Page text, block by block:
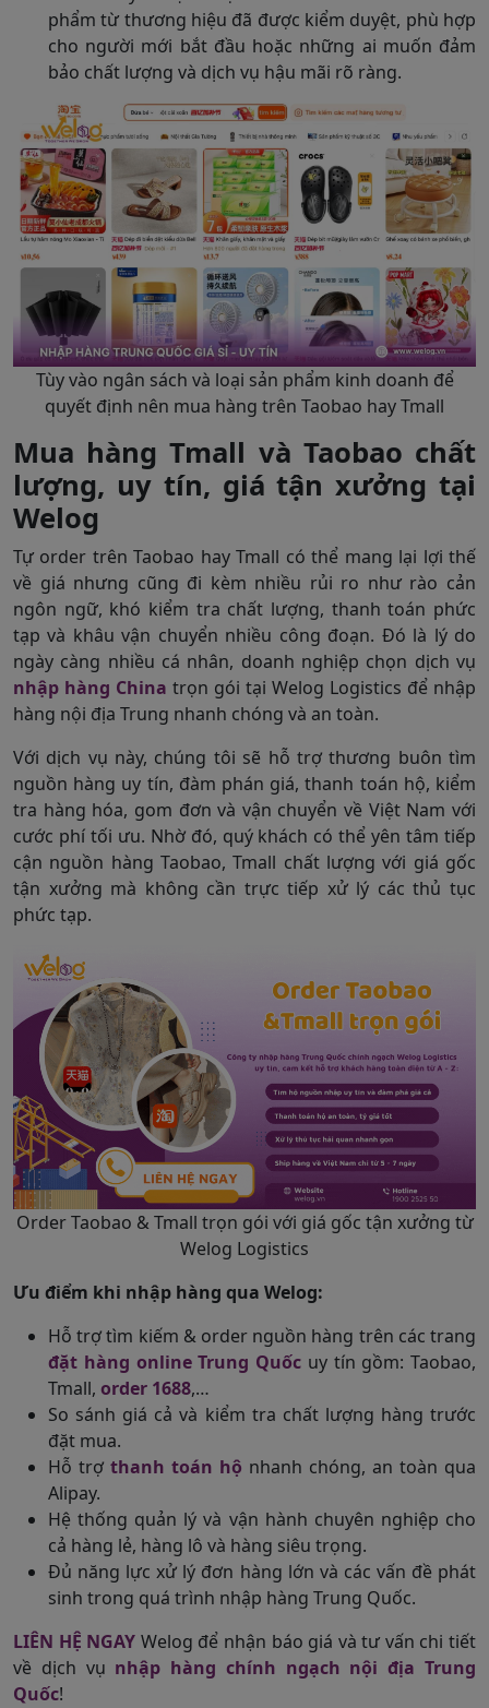
phẩm từ thương hiệu đã được kiểm duyệt, phù hợp
cho người mới bắt đầu hoặc những ai muốn đảm
bảo chất lượng và dịch vụ hậu mãi rõ ràng.
Tùy vào ngân sách và loại sản phẩm kinh doanh để
quyết định nên mua hàng trên Taobao hay Tmall
Mua hàng Tmall và Taobao chất
lượng, uy tín, giá tận xưởng tại
Welog
Tự order trên Taobao hay Tmall có thể mang lại lợi thế
về giá nhưng cũng đi kèm nhiều rủi ro như rào cản
ngôn ngữ, khó kiểm tra chất lượng, thanh toán phức
tạp và khâu vận chuyển nhiều công đoạn. Đó là lý do
ngày càng nhiều cá nhân, doanh nghiệp chọn dịch vụ
nhập hàng China trọn gói tại Welog Logistics để nhập
hàng nội địa Trung nhanh chóng và an toàn.
Với dịch vụ này, chúng tôi sẽ hỗ trợ thương buôn tìm
nguồn hàng uy tín, đàm phán giá, thanh toán hộ, kiểm
tra hàng hóa, gom đơn và vận chuyển về Việt Nam với
cước phí tối ưu. Nhờ đó, quý khách có thể yên tâm tiếp
cận nguồn hàng Taobao, Tmall chất lượng với giá gốc
tận xưởng mà không cần trực tiếp xử lý các thủ tục
phức tạp.
Order Taobao & Tmall trọn gói với giá gốc tận xưởng từ
Welog Logistics
Ưu điểm khi nhập hàng qua Welog:
Hỗ trợ tìm kiếm & order nguồn hàng trên các trang
đặt hàng online Trung Quốc uy tín gồm: Taobao,
Tmall, order 1688,…
So sánh giá cả và kiểm tra chất lượng hàng trước
đặt mua.
Hỗ trợ thanh toán hộ nhanh chóng, an toàn qua
Alipay.
Hệ thống quản lý và vận hành chuyên nghiệp cho
cả hàng lẻ, hàng lô và hàng siêu trọng.
Đủ năng lực xử lý đơn hàng lớn và các vấn đề phát
sinh trong quá trình nhập hàng Trung Quốc.
LIÊN HỆ NGAY Welog để nhận báo giá và tư vấn chi tiết
về dịch vụ nhập hàng chính ngạch nội địa Trung
Quốc!